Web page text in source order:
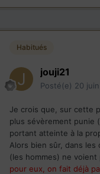
Habitués
jouji21
Posté(e) 20
Je crois que, sur cette
plus sévèrement punie
portant atteinte à la
Alors bien sûr, dans
(les hommes) ne voient
pour eux, on fait déjà